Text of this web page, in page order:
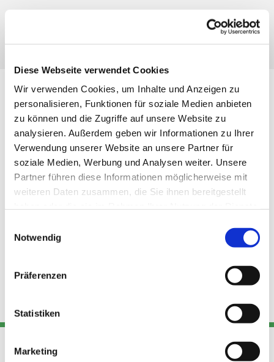
Diese Webseite verwendet Cookies
Wir verwenden Cookies, um Inhalte und Anzeigen zu
personalisieren, Funktionen für soziale Medien anbieten
zu können und die Zugriffe auf unsere Website zu
analysieren. Außerdem geben wir Informationen zu Ihrer
Verwendung unserer Website an unsere Partner für
soziale Medien, Werbung und Analysen weiter. Unsere
Partner führen diese Informationen möglicherweise mit
weiteren Daten zusammen, die Sie ihnen bereitgestellt
Notwendig
Präferenzen
Statistiken
Marketing
Ahrensfelder Chaussee 79-81, 13057 Berlin